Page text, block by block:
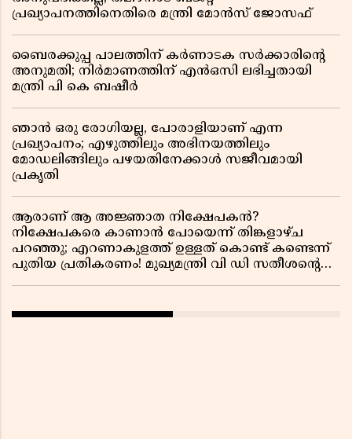
പ്രഖ്യാപനത്തിനെതിരെ മന്ത്രി മോൻസ് ജോസഫ്
ബൈരക്കുപ്പ പാലത്തിന് കർണാടക സർക്കാരിൻ്റെ
അനുമതി; നിർമാണത്തിന് എൻഒസി ലഭിച്ചതായി
മന്ത്രി പി കെ ബഷീർ
ഞാൻ ഒരു രോഗിയല്ല, പോരാളിയാണ് എന്ന
പ്രഖ്യാപനം; എഴുത്തിലും അഭിനയത്തിലും
മോഡലിങ്ങിലും പഴയതിനേക്കാൾ സജീവമായി
പ്രകൃതി
ആരാണ് ആ അജ്ഞാത നിക്ഷേപകൻ?
നിക്ഷേപകരെ കാണാൻ പോയെന്ന് തിങ്കളാഴ്ച
പറഞ്ഞു; എറണാകുളത്ത് ഉള്ളത് കൊണ്ട് കണ്ടെന്ന്
പുതിയ പ്രതികരണം! മുഖ്യമന്ത്രി വി ഡി സതീശന്റെ